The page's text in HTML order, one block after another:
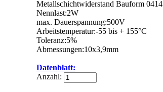
Metallschichtwiderstand Bauform 0414
Nennlast:2W
max. Dauerspannung:500V
Arbeitstemperatur:-55 bis + 155°C
Toleranz:5%
Abmessungen:10x3,9mm
Datenblatt:
Anzahl: